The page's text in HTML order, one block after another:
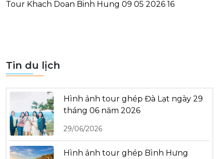
Tour Khach Doan Binh Hung 09 05 2026 16
Tin du lịch
Hình ảnh tour ghép Đà Lạt ngày 29
tháng 06 năm 2026
29/06/2026
Hình ảnh tour ghép Bình Hưng